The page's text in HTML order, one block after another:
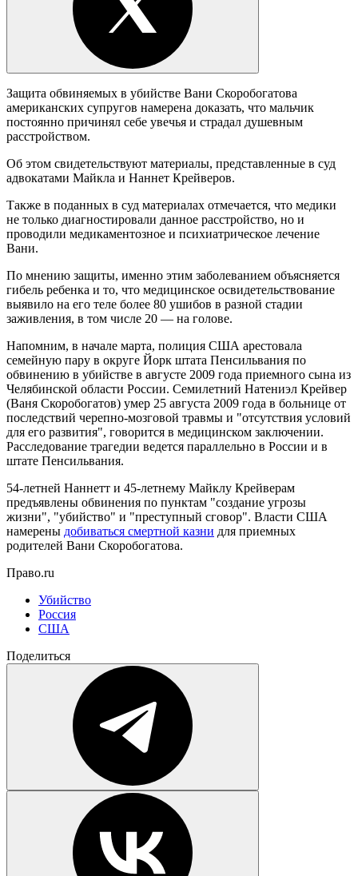
Защита обвиняемых в убийстве Вани Скоробогатова
американских супругов намерена доказать, что мальчик
постоянно причинял себе увечья и страдал душевным
расстройством.
Об этом свидетельствуют материалы, представленные в суд
адвокатами Майкла и Наннет Крейверов.
Также в поданных в суд материалах отмечается, что медики
не только диагностировали данное расстройство, но и
проводили медикаментозное и психиатрическое лечение
Вани.
По мнению защиты, именно этим заболеванием объясняется
гибель ребенка и то, что медицинское освидетельствование
выявило на его теле более 80 ушибов в разной стадии
заживления, в том числе 20 — на голове.
Напомним, в начале марта, полиция США арестовала
семейную пару в округе Йорк штата Пенсильвания по
обвинению в убийстве в августе 2009 года приемного сына из
Челябинской области России. Семилетний Натениэл Крейвер
(Ваня Скоробогатов) умер 25 августа 2009 года в больнице от
последствий черепно-мозговой травмы и "отсутствия условий
для его развития", говорится в медицинском заключении.
Расследование трагедии ведется параллельно в России и в
штате Пенсильвания.
54-летней Наннетт и 45-летнему Майклу Крейверам
предъявлены обвинения по пунктам "создание угрозы
жизни", "убийство" и "преступный сговор". Власти США
намерены добиваться смертной казни для приемных
родителей Вани Скоробогатова.
Право.ru
Убийство
Россия
США
Поделиться